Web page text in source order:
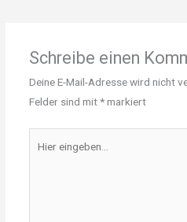
Schreibe einen
Deine E-Mail-Adresse wird nicht
Felder sind mit*markiert
eingeben…